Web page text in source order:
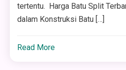
tertentu. Harga Batu Split
dalam Konstruksi Batu […]
Read More